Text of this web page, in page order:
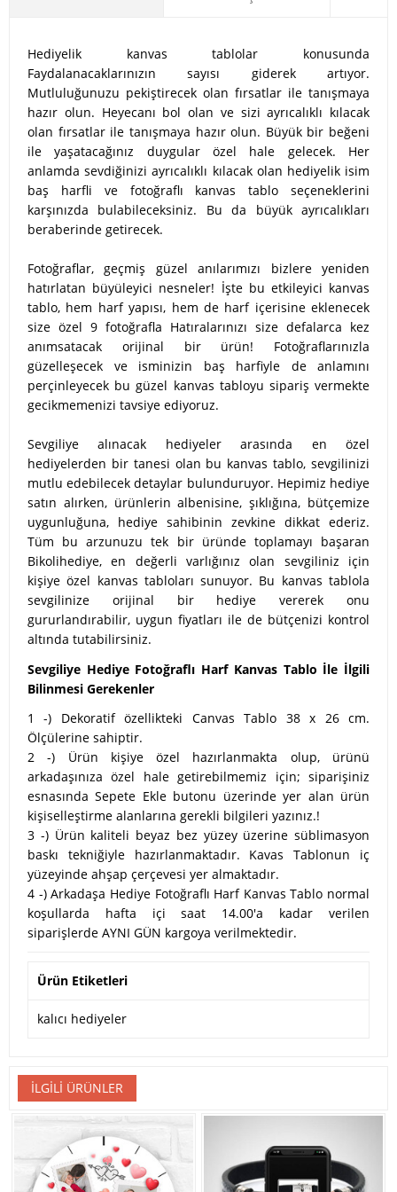
Hediyelik kanvas tablolar konusunda
Faydalanacaklarınızın sayısı giderek artıyor.
Mutluluğunuzu pekiştirecek olan fırsatlar ile tanışmaya
hazır olun. Heyecanı bol olan ve sizi ayrıcalıklı kılacak
olan fırsatlar ile tanışmaya hazır olun. Büyük bir beğeni
ile yaşatacağınız duygular özel hale gelecek. Her
anlamda sevdiğinizi ayrıcalıklı kılacak olan hediyelik isim
baş harfli ve fotoğraflı kanvas tablo seçeneklerini
karşınızda bulabileceksiniz. Bu da büyük ayrıcalıkları
beraberinde getirecek.
Fotoğraflar, geçmiş güzel anılarımızı bizlere yeniden
hatırlatan büyüleyici nesneler! İşte bu etkileyici kanvas
tablo, hem harf yapısı, hem de harf içerisine eklenecek
size özel 9 fotoğrafla Hatıralarınızı size defalarca kez
anımsatacak orijinal bir ürün! Fotoğraflarınızla
güzelleşecek ve isminizin baş harfiyle de anlamını
perçinleyecek bu güzel kanvas tabloyu sipariş vermekte
gecikmemenizi tavsiye ediyoruz.
Sevgiliye alınacak hediyeler arasında en özel
hediyelerden bir tanesi olan bu kanvas tablo, sevgilinizi
mutlu edebilecek detaylar bulunduruyor. Hepimiz hediye
satın alırken, ürünlerin albenisine, şıklığına, bütçemize
uygunluğuna, hediye sahibinin zevkine dikkat ederiz.
Tüm bu arzunuzu tek bir üründe toplamayı başaran
Bikolihediye, en değerli varlığınız olan sevgiliniz için
kişiye özel kanvas tabloları sunuyor. Bu kanvas tablola
sevgilinize orijinal bir hediye vererek onu
gururlandırabilir, uygun fiyatları ile de bütçenizi kontrol
altında tutabilirsiniz.
Sevgiliye Hediye Fotoğraflı Harf Kanvas Tablo İle İlgili
Bilinmesi Gerekenler
1 -) Dekoratif özellikteki Canvas Tablo 38 x 26 cm.
Ölçülerine sahiptir.
2 -) Ürün kişiye özel hazırlanmakta olup, ürünü
arkadaşınıza özel hale getirebilmemiz için; siparişiniz
esnasında Sepete Ekle butonu üzerinde yer alan ürün
kişiselleştirme alanlarına gerekli bilgileri yazınız.!
3 -) Ürün kaliteli beyaz bez yüzey üzerine süblimasyon
baskı tekniğiyle hazırlanmaktadır. Kavas Tablonun iç
yüzeyinde ahşap çerçevesi yer almaktadır.
4 -) Arkadaşa Hediye Fotoğraflı Harf Kanvas Tablo normal
koşullarda hafta içi saat 14.00'a kadar verilen
siparişlerde AYNI GÜN kargoya verilmektedir.
Ürün Etiketleri
kalıcı hediyeler
İLGILI ÜRÜNLER